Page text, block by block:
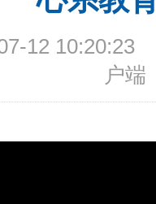
12 10:20:23
户端